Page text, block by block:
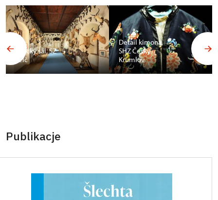
Africký sál, SZ
Telč
Detail kimona,
SHZ Český
Krumlov
Publikacje